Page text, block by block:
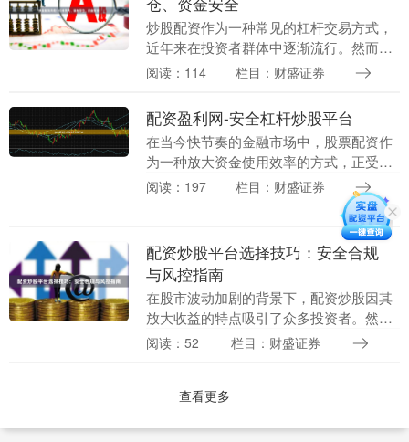
炒股配资作为一种常见的杠杆交易方式，
近年来在投资者群体中逐渐流行。然而，
配资交易虽然可能带来更高的收益，也伴
大、强制平仓、资金....
阅读：114 栏目：财盛证券
配资盈利网-安全杠杆炒股平台
在当今快节奏的金融市场中，股票配资作
为一种放大资金使用效率的方式，正受到
越来越多投资者的关注。然而，面对市场
上琳琅满目的配资平台，如何选择一个既
阅读：197 栏目：财盛证券
配资炒股平台选择技巧：安全合规
与风控指南
在股市波动加剧的背景下，配资炒股因其
放大收益的特点吸引了众多投资者。然
而，如何从众多平台中筛选出安全合规、
阅读：52 栏目：财盛证券
查看更多